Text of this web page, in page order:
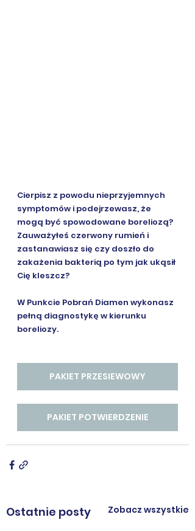
Cierpisz z powodu nieprzyjemnych
symptomów i podejrzewasz, że
mogą być spowodowane boreliozą?
Zauważyłeś czerwony rumień i
zastanawiasz się czy doszło do
zakażenia bakterią po tym jak ukąsił
Cię kleszcz?
W Punkcie Pobrań Diamen wykonasz
pełną diagnostykę w kierunku
boreliozy.
PAKIET PRZESIEWOWY
PAKIET POTWIERDZENIE
Ostatnie posty Zobacz wszystkie